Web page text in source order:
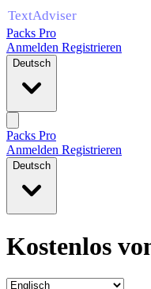
Packs Pro
Anmelden Registrieren
Deutsch
Packs Pro
Anmelden Registrieren
Deutsch
Kostenlos